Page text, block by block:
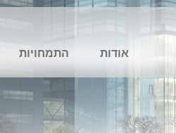
אודות התמחויות